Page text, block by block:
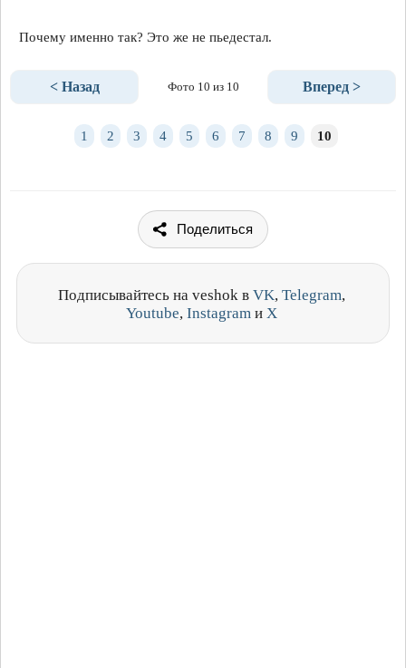
Почему именно так? Это же не пьедестал.
< Назад Фото 10 из 10 Вперед >
1 2 3 4 5 6 7 8 9 10
Поделиться
Подписывайтесь на veshok в VK, Telegram,
Youtube, Instagram и X